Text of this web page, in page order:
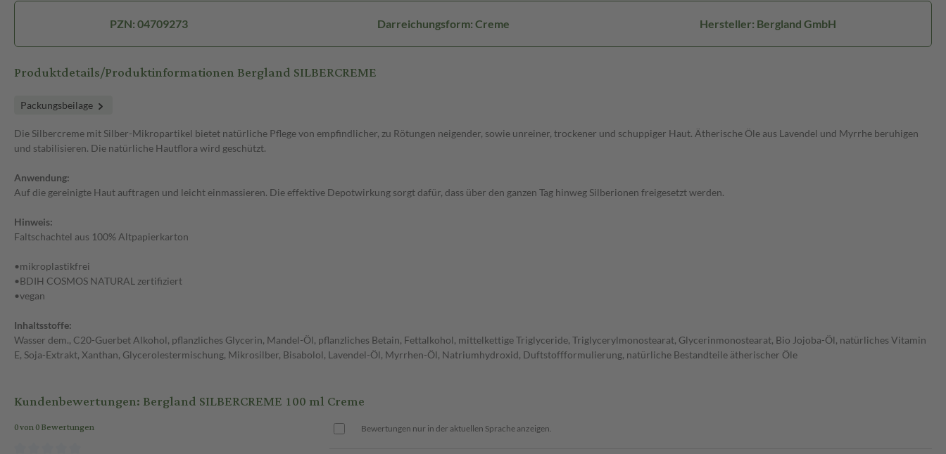
PZN: 04709273 Darreichungsform: Creme Hersteller: Bergland GmbH
Produktdetails/Produktinformationen Bergland SILBERCREME
Packungsbeilage
Die Silbercreme mit Silber-Mikropartikel bietet natürliche Pflege von empfindlicher, zu Rötungen neigender, sowie unreiner, trockener und schuppiger Haut. Ätherische Öle aus Lavendel und Myrrhe beruhigen
und stabilisieren. Die natürliche Hautflora wird geschützt.
Anwendung:
Auf die gereinigte Haut auftragen und leicht einmassieren. Die effektive Depotwirkung sorgt dafür, dass über den ganzen Tag hinweg Silberionen freigesetzt werden.
Hinweis:
Faltschachtel aus 100% Altpapierkarton
•mikroplastikfrei
•BDIH COSMOS NATURAL zertifiziert
•vegan
Inhaltsstoffe:
Wasser dem., C20-Guerbet Alkohol, pflanzliches Glycerin, Mandel-Öl, pflanzliches Betain, Fettalkohol, mittelkettige Triglyceride, Triglycerylmonostearat, Glycerinmonostearat, Bio Jojoba-Öl, natürliches Vitamin
E, Soja-Extrakt, Xanthan, Glycerolestermischung, Mikrosilber, Bisabolol, Lavendel-Öl, Myrrhen-Öl, Natriumhydroxid, Duftstoffformulierung, natürliche Bestandteile ätherischer Öle
Kundenbewertungen: Bergland SILBERCREME 100 ml Creme
0 von 0 Bewertungen Bewertungen nur in der aktuellen Sprache anzeigen.